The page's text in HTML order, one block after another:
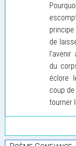
de
du
éclore
coup
tourner